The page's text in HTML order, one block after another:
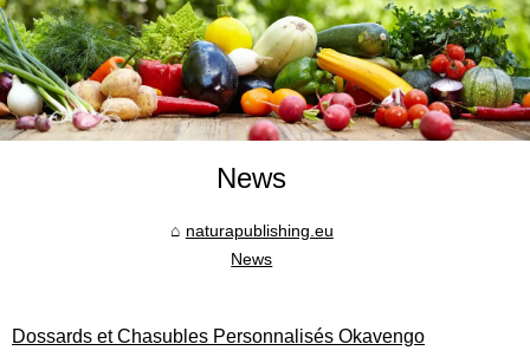
News
naturapublishing.eu
News
Dossards et Chasubles Personnalisés Okavengo